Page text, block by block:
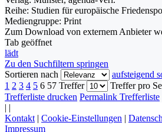
Reihe: Studien für europäische
Mediengruppe: Print
Zum Download von externem Anbieter
Tab geöffnet
lädt
Zu den Suchfiltern springen
Sortieren nach
aufsteigend
1 2 3 4 5 6 57 Treffer
Treffer pro
Trefferliste drucken Permalink Trefferliste
| |
Kontakt | Cookie-Einstellungen |
Impressum